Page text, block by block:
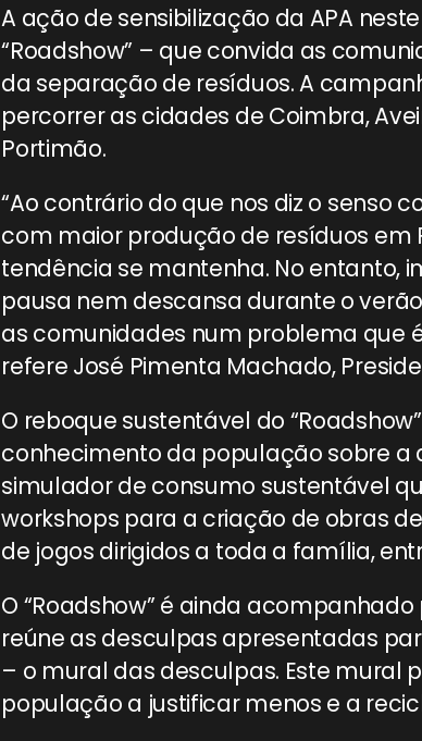
A ação de sensibilização da APA
“Roadshow” – que convida as
da separação de resíduos. A
percorrer as cidades de Coimbra,
Portimão.
“Ao contrário do que nos diz o senso
com maior produção de resíduos em
tendência se mantenha. No entanto,
pausa nem descansa durante o
as comunidades num problema que
refere José Pimenta Machado,
O reboque sustentável do
conhecimento da população sobre
simulador de consumo sustentável
workshops para a criação de obras
de jogos dirigidos a toda a família,
O “Roadshow” é ainda
reúne as desculpas apresentadas
– o mural das desculpas. Este mural
população a justificar menos e a